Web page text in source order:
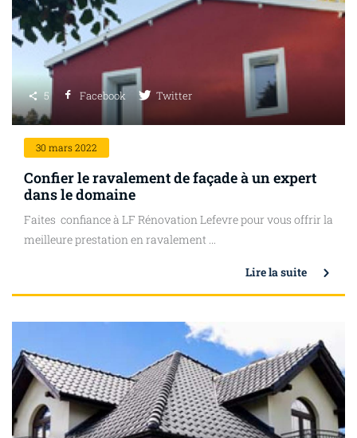
5 Facebook Twitter
30 mars 2022
Confier le ravalement de façade à un expert
dans le domaine
Faites confiance à LF Rénovation Lefevre pour vous offrir la
meilleure prestation en ravalement ...
Lire la suite